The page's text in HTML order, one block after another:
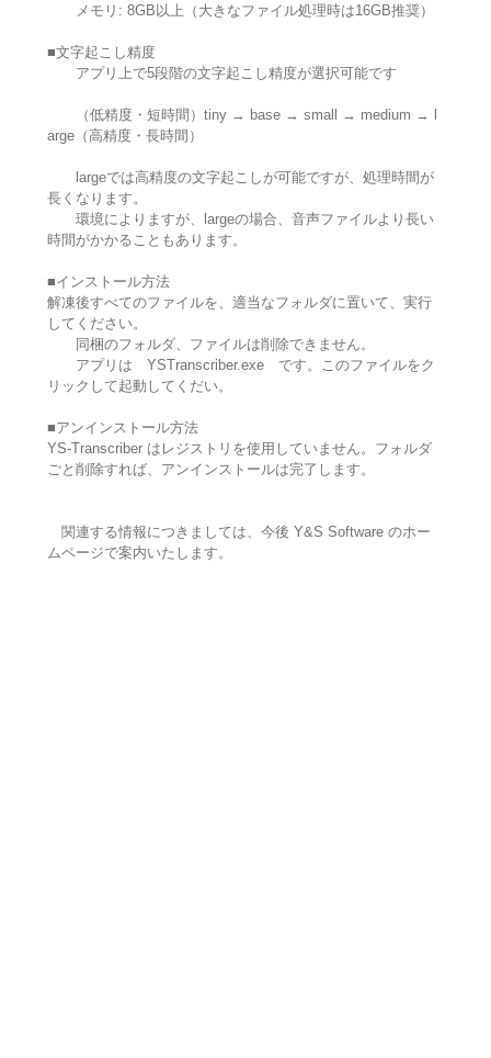
メモリ: 8GB以上（大きなファイル処理時は16GB推奨）
■文字起こし精度
アプリ上で5段階の文字起こし精度が選択可能です
（低精度・短時間）tiny → base → small → medium → l
arge（高精度・長時間）
largeでは高精度の文字起こしが可能ですが、処理時間が
長くなります。
環境によりますが、largeの場合、音声ファイルより長い
時間がかかることもあります。
■インストール方法
解凍後すべてのファイルを、適当なフォルダに置いて、実行
してください。
同梱のフォルダ、ファイルは削除できません。
アプリは YSTranscriber.exe です。このファイルをク
リックして起動してくだい。
■アンインストール方法
YS-Transcriber はレジストリを使用していません。フォルダ
ごと削除すれば、アンインストールは完了します。
関連する情報につきましては、今後 Y&S Software のホー
ムページで案内いたします。